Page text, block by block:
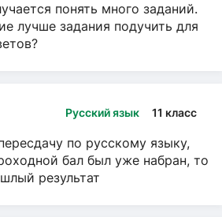
понять много заданий.
лучше задания подучить для
Русский язык 11 класс
по русскому языку,
бал был уже набран, то
результат